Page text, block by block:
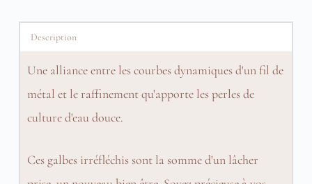
Description
Une alliance entre les courbes dynamiques d'un fil de
métal et le raffinement qu'apporte les perles de
culture d'eau douce.
Ces galbes irréfléchis sont la somme d'un lâcher